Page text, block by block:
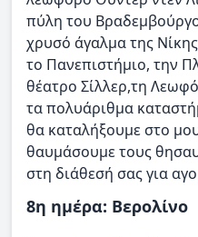
πύλη του
χρυσό άγαλμα της
το Πανεπιστήμιο, την
θέατρο Σίλλερ,τη
τα πολυάριθμα
θα καταλήξουμε στο
θαυμάσουμε τους
στη διάθεσή σας για
8η ημέρα: Βερολίνο